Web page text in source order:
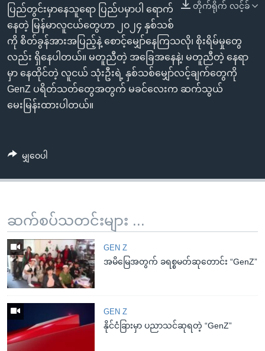
ရှာဖွေ
ရန်
နေရာ
သို့
ကျော်
ရန်
ဘာသာစကားများ တိုက်ရိုက် လင့်ခ်
ပြည်တွင်းမှာနေသူရော ပြည်ပမှာပါ ရောက်
နေတဲ့ မြန်မာလူငယ်တွေဟာ ၂၀၂၄ နှစ်သစ်
ကို စိတ်ခွန်အားအပြည့်နဲ့ စောင့်မျှော်နေကြသလို၊ စိုးရိမ်မှုတွေ
လည်း ရှိနေပါတယ်။ မတူညီတဲ့ အခြေအနေနဲ့၊ မတူညီတဲ့ နေရာ
မှာ နေထိုင်တဲ့ လူငယ် သုံးဦးရဲ့ နှစ်သစ်မျှော်လင့်ချက်တွေကို
GenZ ပရိတ်သတ်တွေအတွက် မခင်လေးက ဆက်သွယ်
မေးမြန်းထားပါတယ်။
မျှဝေပါ
ဆက်စပ်သတင်းများ ...
GEN Z
အမိမြေအတွက် ခရစ္စမတ်ဆုတောင်း “GenZ”
GEN Z
နိုင်ငံခြားမှာ ပညာသင်ဆုရတဲ့ “GenZ”